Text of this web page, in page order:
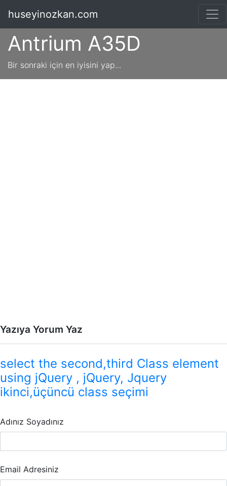
Antrium A35D
Bir sonraki için en iyisini yap...
huseyinozkan.com
Yazıya Yorum Yaz
select the second,third Class element
using jQuery , jQuery, Jquery
ikinci,üçüncü class seçimi
Adınız Soyadınız
Email Adresiniz